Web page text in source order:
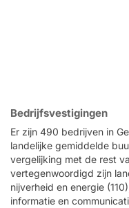
Bedrijfsvestigingen
Er zijn 490 bedrijven in
landelijke gemiddelde
vergelijking met de rest
vertegenwoordigd zijn
nijverheid en energie
informatie en